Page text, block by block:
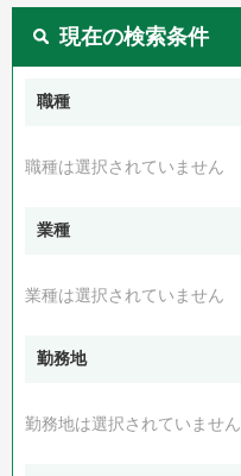
現在の検索条件
職種
職種は選択されていません
業種
業種は選択されていません
勤務地
勤務地は選択されていません